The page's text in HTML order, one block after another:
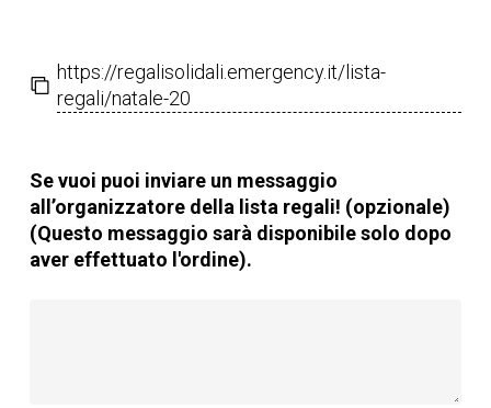
https://regalisolidali.emergency.it/lista-
regali/natale-20
Se vuoi puoi inviare un messaggio
all’organizzatore della lista regali! (opzionale)
(Questo messaggio sarà disponibile solo dopo
aver effettuato l'ordine).